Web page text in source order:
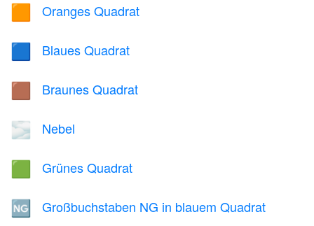
🟧 Oranges Quadrat
🟦 Blaues Quadrat
🟫 Braunes Quadrat
🌫️ Nebel
🟩 Grünes Quadrat
🆖 Großbuchstaben NG in blauem Quadrat